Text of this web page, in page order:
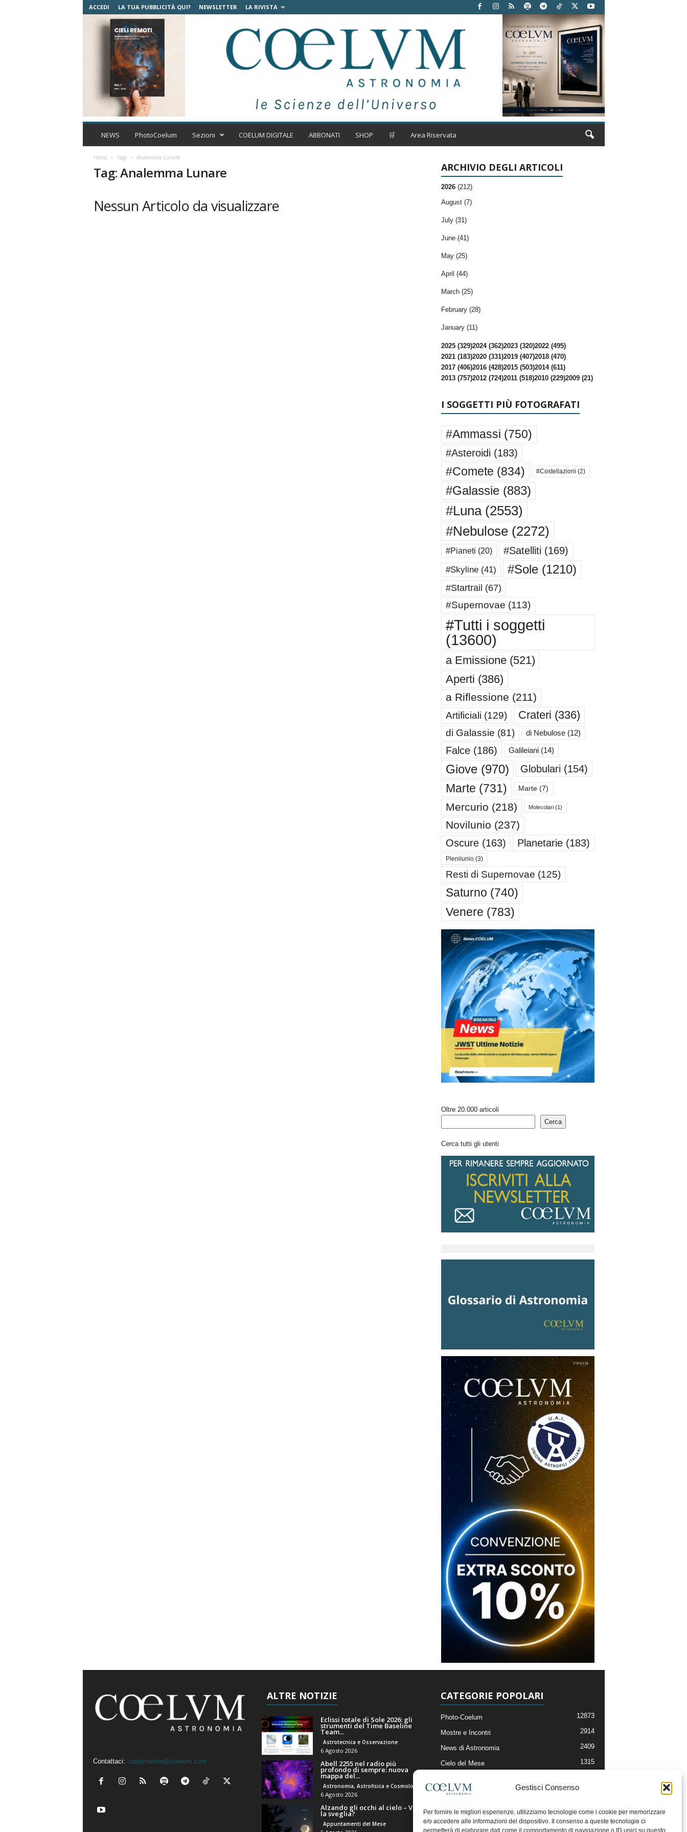
Gestisci Consenso
Per fornire le migliori esperienze, utilizziamo tecnologie come i cookie per memorizzare
e/o accedere alle informazioni del dispositivo. Il consenso a queste tecnologie ci
permetterà di elaborare dati come il comportamento di navigazione o ID unici su questo
ACCEDI LA TUA PUBBLICITÀ QUI? NEWSLETTER LA RIVISTA
C
m
t
NEWS PhotoCoelum Sezioni COELUM DIGITALE ABBONATI SHOP 🛒 Area Riservata
Home Tags Analemma Lunare
Tag: Analemma Lunare
Nessun Articolo da visualizzare
ARCHIVIO DEGLI ARTICOLI
2026 (212)
August (7)
July (31)
June (41)
May (25)
April (44)
March (25)
February (28)
January (11)
2025 (329)2024 (362)2023 (320)2022 (495)
2021 (183)2020 (331)2019 (407)2018 (470)
2017 (406)2016 (428)2015 (503)2014 (611)
2013 (757)2012 (724)2011 (518)2010 (229)2009 (21)
I SOGGETTI PIÙ FOTOGRAFATI
#Ammassi (750)
#Asteroidi (183)
#Comete (834) #Costellazioni (2)
#Galassie(883)
#Luna(2553)
#Nebulose(2272)
#Pianeti (20) #Satelliti (169)
#Skyline(41) #Sole(1210)
#Startrail (67)
#Supernovae (113)
#Tutti i soggetti
(13600)
a Emissione(521)
Aperti (386)
a Riflessione (211)
Artificiali (129) Crateri (336)
di Galassie (81) di Nebulose(12)
Falce(186) Galileiani(14)
Giove(970) Globulari (154)
Marte (731) Marte(7)
Mercurio (218) Molecolari(1)
Novilunio (237)
Oscure(163) Planetarie(183)
Plenilunio(3)
Resti di Supernovae (125)
Saturno (740)
Venere (783)
Oltre 20.000 articoli
Cerca
Cerca tutti gli utenti
Contattaci: coelumastro@coelum.com
ALTRE NOTIZIE
Eclissi totale di Sole 2026: gli
strumenti del Time Baseline
Team...
Astrotecnica e Osservazione
6 Agosto 2026
Abell 2255 nel radio più
profondo di sempre: nuova
mappa del...
Astronomia, Astrofisica e Cosmologia
6 Agosto 2026
Alzando gli occhi al cielo – Vale
la sveglia?
Appuntamenti del Mese
CATEGORIE POPOLARI
Photo-Coelum 12873
Mostre e Incontri 2914
News di Astronomia 2409
Cielo del Mese 1315
Articoli e Risorse On-Line
Il Blog della Redazione